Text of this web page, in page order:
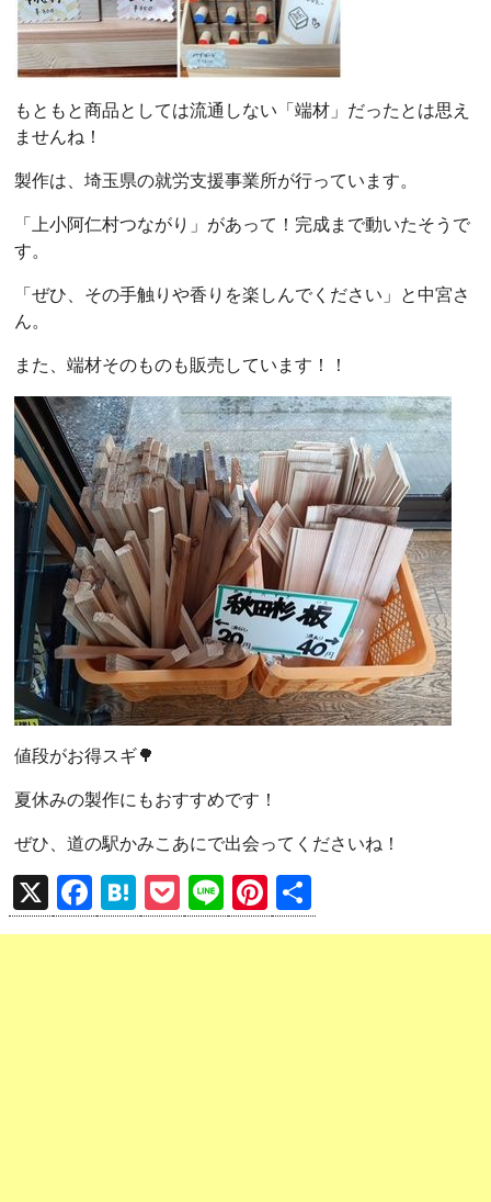
もともと商品としては流通しない「端材」だったとは思え
ませんね！
製作は、埼玉県の就労支援事業所が行っています。
「上小阿仁村つながり」があって！完成まで動いたそうで
す。
「ぜひ、その手触りや香りを楽しんでください」と中宮さ
ん。
また、端材そのものも販売しています！！
値段がお得スギ🌳
夏休みの製作にもおすすめです！
ぜひ、道の駅かみこあにで出会ってくださいね！
X
F
a
H
at
P
o
Li
n
Pi
nt 有